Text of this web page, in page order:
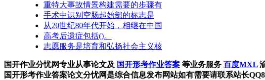
重特大事故情景构建需要的步骤有
手术中识别空肠起始部的标志是
从20世纪80年代开始，相继在中国
高考后遗症包括()。
志愿服务是培育和弘扬社会主义核
国开作业分忧网专业从事论文及 国开形考作业答案 等业务服务 百度MXL
国开形考作业答案论文分忧网是综合信息发布网站如有需要请联系站长